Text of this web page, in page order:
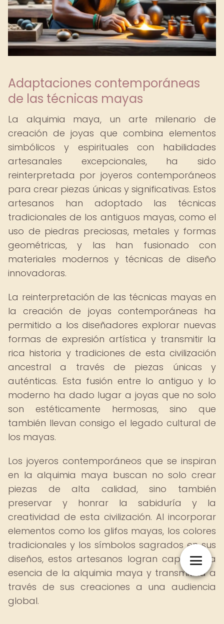
Adaptaciones contemporáneas
de las técnicas mayas
La alquimia maya, un arte milenario de
creación de joyas que combina elementos
simbólicos y espirituales con habilidades
artesanales excepcionales, ha sido
reinterpretada por joyeros contemporáneos
para crear piezas únicas y significativas. Estos
artesanos han adoptado las técnicas
tradicionales de los antiguos mayas, como el
uso de piedras preciosas, metales y formas
geométricas, y las han fusionado con
materiales modernos y técnicas de diseño
innovadoras.
La reinterpretación de las técnicas mayas en
la creación de joyas contemporáneas ha
permitido a los diseñadores explorar nuevas
formas de expresión artística y transmitir la
rica historia y tradiciones de esta civilización
ancestral a través de piezas únicas y
auténticas. Esta fusión entre lo antiguo y lo
moderno ha dado lugar a joyas que no solo
son estéticamente hermosas, sino que
también llevan consigo el legado cultural de
los mayas.
Los joyeros contemporáneos que se inspiran
en la alquimia maya buscan no solo crear
piezas de alta calidad, sino también
preservar y honrar la sabiduría y la
creatividad de esta civilización. Al incorporar
elementos como los glifos mayas, los colores
tradicionales y los símbolos sagrados en sus
diseños, estos artesanos logran capturar la
esencia de la alquimia maya y transmitirla a
través de sus creaciones a una audiencia
global.